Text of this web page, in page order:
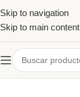
Skip to navigation
Skip to main content